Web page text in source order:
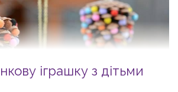
іграшку з дітьми